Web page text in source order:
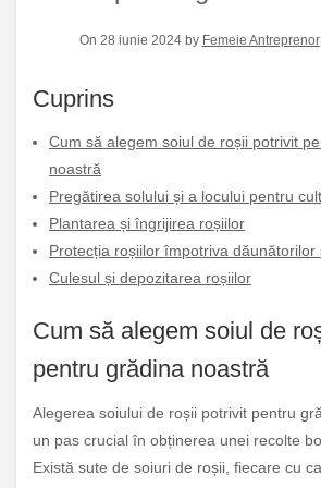
On 28 iunie 2024 by Femeie Antreprenor
Cuprins
Cum să alegem soiul de roșii potrivit
noastră
Pregătirea solului și a locului pentru
Plantarea și îngrijirea roșiilor
Protecția roșiilor împotriva dăunătorilor
Culesul și depozitarea roșiilor
Cum să alegem soiul de
pentru grădina noastră
Alegerea soiului de roșii potrivit pentru
un pas crucial în obținerea unei recolte
Există sute de soiuri de roșii, fiecare cu